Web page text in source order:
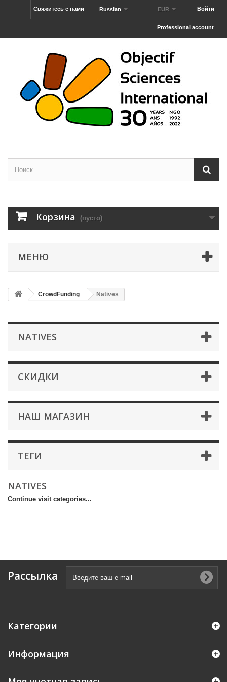
Войти
EUR
Russian
Свяжитесь с нами
Professional account
Корзина (пусто)
МЕНЮ
CrowdFunding Natives
NATIVES
СКИДКИ
НАШ МАГАЗИН
ТЕГИ
NATIVES
Continue visit categories...
Рассылка
Категории
Информация